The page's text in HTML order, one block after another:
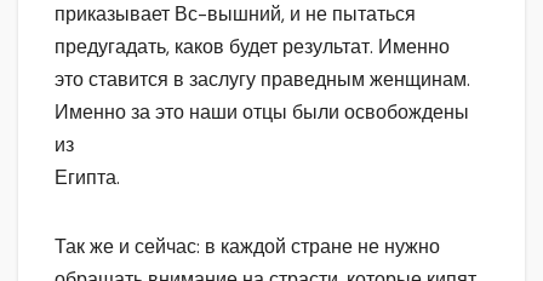
приказывает Вс-вышний, и не пытаться
предугадать, каков будет результат. Именно
это ставится в заслугу праведным женщинам.
Именно за это наши отцы были освобождены
из
Египта.
Так же и сейчас: в каждой стране не нужно